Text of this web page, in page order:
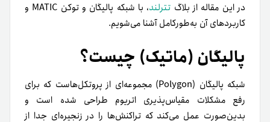
در این مقاله از بلاگ تترلند
، با شبکه پالیگان و توکن MATIC و
کاربردهای آن به‌طورکامل آشنا می‌شویم.
پالیگان (ماتیک) چیست؟
شبکه پالیگان (Polygon) مجموعه‌ای از پروتکل‌هاست که برای
رفع مشکلات مقیاس‌پذیری اتریوم طراحی شده است و
بدین‌صورت عمل می‌کند که تراکنش‌ها را در زنجیره‌ای جدا از